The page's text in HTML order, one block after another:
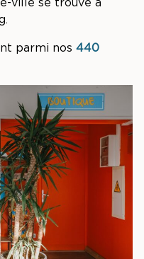
ville se trouve à
parmi nos 440